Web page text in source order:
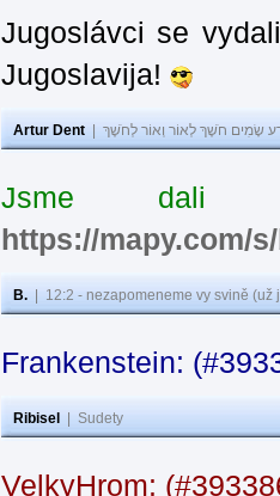
Jugoslávci se
Jugoslavija!
Artur Dent שָׂמִים חֹשֶׁךְ לְאוֹר וְאוֹר לְחֹשֶׁךְ
Jsme dali
https://mapy.com/
B. 12:2 - nezapomeneme vy svině
Frankenstein:
Ribisel Sudety
VelkyHrom: